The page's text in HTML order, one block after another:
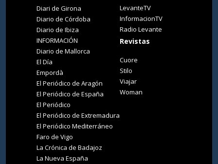
Diari de Girona
Diario de Córdoba
Diario de Ibiza
INFORMACIÓN
Diario de Mallorca
El Día
Empordà
El Periódico de Aragón
El Periódico de España
El Periódico
El Periódico de Extremadura
El Periódico Mediterráneo
Faro de Vigo
La Crónica de Badajoz
La Nueva España
LevanteTV
InformacionTV
Radio Levante
Revistas
Cuore
Stilo
Viajar
Woman